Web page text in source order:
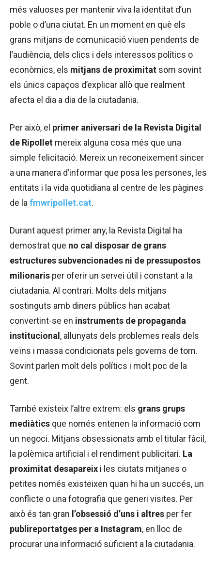
més valuoses per mantenir viva la identitat d’un
poble o d’una ciutat. En un moment en què els
grans mitjans de comunicació viuen pendents de
l’audiència, dels clics i dels interessos polítics o
econòmics, els mitjans de proximitat som sovint
els únics capaços d’explicar allò que realment
afecta el dia a dia de la ciutadania.
Per això, el primer aniversari de la Revista Digital
de Ripollet mereix alguna cosa més que una
simple felicitació. Mereix un reconeixement sincer
a una manera d’informar que posa les persones, les
entitats i la vida quotidiana al centre de les pàgines
de la fmwripollet.cat.
Durant aquest primer any, la Revista Digital ha
demostrat que no cal disposar de grans
estructures subvencionades ni de pressupostos
milionaris per oferir un servei útil i constant a la
ciutadania. Al contrari. Molts dels mitjans
sostinguts amb diners públics han acabat
convertint-se en instruments de propaganda
institucional , allunyats dels problemes reals dels
veïns i massa condicionats pels governs de torn.
Sovint parlen molt dels polítics i molt poc de la
gent.
També existeix l’altre extrem: els grans grups
mediàtics que només entenen la informació com
un negoci. Mitjans obsessionats amb el titular fàcil,
la polèmica artificial i el rendiment publicitari. La
proximitat desapareix i les ciutats mitjanes o
petites només existeixen quan hi ha un succés, un
conflicte o una fotografia que generi visites. Per
això és tan gran l’obsessió d’uns i altres per fer
publireportatges per a Instagram, en lloc de
procurar una informació suficient a la ciutadania.